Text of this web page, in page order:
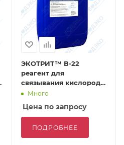
ЭКОТРИТ™ В-22
реагент для
связывания кислорода
на основе сульфитов
Много
Цена по запросу
ПОДРОБНЕЕ